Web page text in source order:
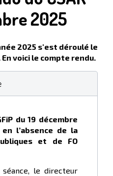
2025
2025 s'est déroulé le
voici le compte rendu.
du 19 décembre
l’absence de la
et de FO
le directeur